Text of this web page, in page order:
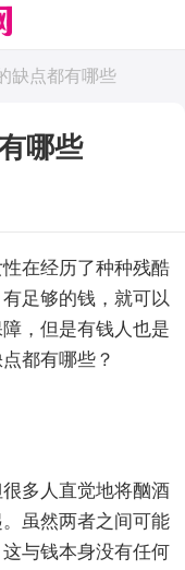
缺点都有哪些
哪些
在经历了种种残酷
足够的钱，就可以
，但是有钱人也是
都有哪些？
多人直觉地将酗酒
虽然两者之间可能
与钱本身没有任何